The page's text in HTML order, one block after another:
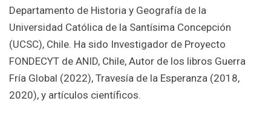
Departamento de Historia y Geografía de la
Universidad Católica de la Santísima Concepción
(UCSC), Chile. Ha sido Investigador de Proyecto
FONDECYT de ANID, Chile, Autor de los libros Guerra
Fría Global (2022), Travesía de la Esperanza (2018,
2020), y artículos científicos.